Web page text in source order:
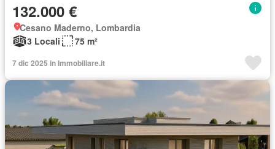
132.000 €
Cesano Maderno, Lombardia
3 Locali
75 m²
7 dic 2025 in Immobiliare.it